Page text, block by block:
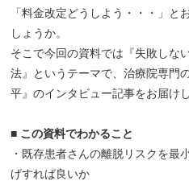
「料金改定どうしよう・・・」
しょうか。
そこで今回の資料では『失敗しな
法』というテーマで、治療院専門
平』のインタビュー記事をお届けし
■ この資料でわかること
・既存患者さんの離脱リスクを最
げすれば良いか